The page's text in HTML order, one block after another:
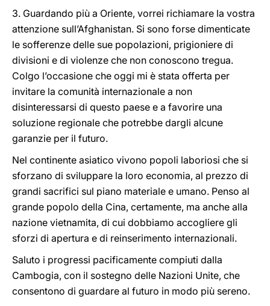
3. Guardando più a Oriente, vorrei richiamare la vostra
attenzione sull’Afghanistan. Si sono forse dimenticate
le sofferenze delle sue popolazioni, prigioniere di
divisioni e di violenze che non conoscono tregua.
Colgo l’occasione che oggi mi è stata offerta per
invitare la comunità internazionale a non
disinteressarsi di questo paese e a favorire una
soluzione regionale che potrebbe dargli alcune
garanzie per il futuro.
Nel continente asiatico vivono popoli laboriosi che si
sforzano di sviluppare la loro economia, al prezzo di
grandi sacrifici sul piano materiale e umano. Penso al
grande popolo della Cina, certamente, ma anche alla
nazione vietnamita, di cui dobbiamo accogliere gli
sforzi di apertura e di reinserimento internazionali.
Saluto i progressi pacificamente compiuti dalla
Cambogia, con il sostegno delle Nazioni Unite, che
consentono di guardare al futuro in modo più sereno.